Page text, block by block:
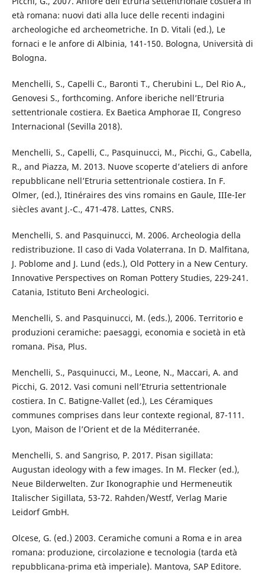
età romana: nuovi dati alla luce delle recenti indagini
archeologiche ed archeometriche. In D. Vitali (ed.), Le
fornaci e le anfore di Albinia, 141-150. Bologna, Università di
Bologna.
Menchelli, S., Capelli C., Baronti T., Cherubini L., Del Rio A.,
Genovesi S., forthcoming. Anfore iberiche nell’Etruria
settentrionale costiera. Ex Baetica Amphorae II, Congreso
Internacional (Sevilla 2018).
Menchelli, S., Capelli, C., Pasquinucci, M., Picchi, G., Cabella,
R., and Piazza, M. 2013. Nuove scoperte d’ateliers di anfore
repubblicane nell’Etruria settentrionale costiera. In F.
Olmer, (ed.), Itinéraires des vins romains en Gaule, IIIe-Ier
siècles avant J.-C., 471-478. Lattes, CNRS.
Menchelli, S. and Pasquinucci, M. 2006. Archeologia della
redistribuzione. Il caso di Vada Volaterrana. In D. Malfitana,
J. Poblome and J. Lund (eds.), Old Pottery in a New Century.
Innovative Perspectives on Roman Pottery Studies, 229-241.
Catania, Istituto Beni Archeologici.
Menchelli, S. and Pasquinucci, M. (eds.), 2006. Territorio e
produzioni ceramiche: paesaggi, economia e società in età
romana. Pisa, Plus.
Menchelli, S., Pasquinucci, M., Leone, N., Maccari, A. and
Picchi, G. 2012. Vasi comuni nell’Etruria settentrionale
costiera. In C. Batigne-Vallet (ed.), Les Céramiques
communes comprises dans leur contexte regional, 87-111.
Lyon, Maison de l’Orient et de la Méditerranée.
Menchelli, S. and Sangriso, P. 2017. Pisan sigillata:
Augustan ideology with a few images. In M. Flecker (ed.),
Neue Bilderwelten. Zur Ikonographie und Hermeneutik
Italischer Sigillata, 53-72. Rahden/Westf, Verlag Marie
Leidorf GmbH.
Olcese, G. (ed.) 2003. Ceramiche comuni a Roma e in area
romana: produzione, circolazione e tecnologia (tarda età
repubblicana-prima età imperiale). Mantova, SAP Editore.